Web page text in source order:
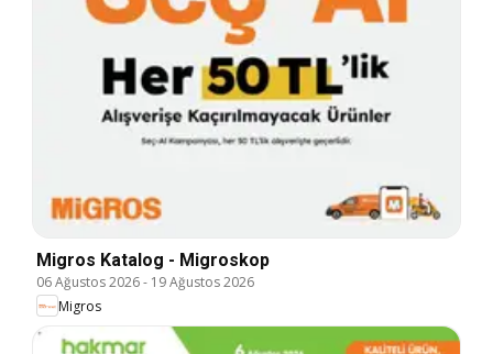
Migros Katalog - Migroskop
06 Ağustos 2026- 19 Ağustos 2026
Migros